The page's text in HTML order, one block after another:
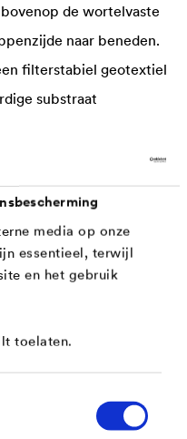
media op onze
essentieel, terwijl
en het gebruik
toelaten.
de wortelvaste
naar beneden.
filterstabiel geotextiel
substraat